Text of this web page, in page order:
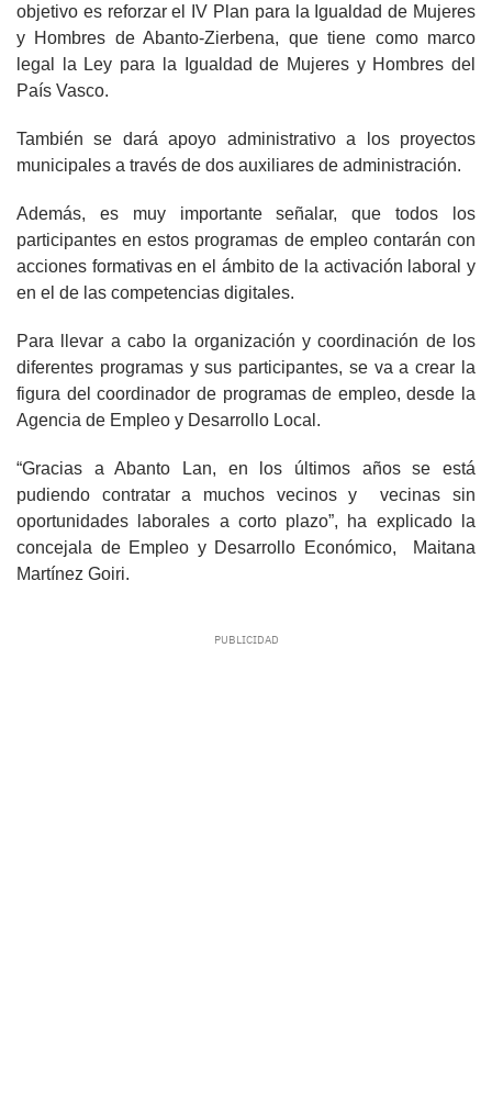
objetivo es reforzar el IV Plan para la Igualdad de Mujeres
y Hombres de Abanto-Zierbena, que tiene como marco
legal la Ley para la Igualdad de Mujeres y Hombres del
País Vasco.
También se dará apoyo administrativo a los proyectos
municipales a través de dos auxiliares de administración.
Además, es muy importante señalar, que todos los
participantes en estos programas de empleo contarán con
acciones formativas en el ámbito de la activación laboral y
en el de las competencias digitales.
Para llevar a cabo la organización y coordinación de los
diferentes programas y sus participantes, se va a crear la
figura del coordinador de programas de empleo, desde la
Agencia de Empleo y Desarrollo Local.
“Gracias a Abanto Lan, en los últimos años se está
pudiendo contratar a muchos vecinos y vecinas sin
oportunidades laborales a corto plazo”, ha explicado la
concejala de Empleo y Desarrollo Económico, Maitana
Martínez Goiri.